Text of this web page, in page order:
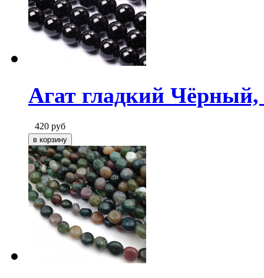
Агат гладкий
420 руб